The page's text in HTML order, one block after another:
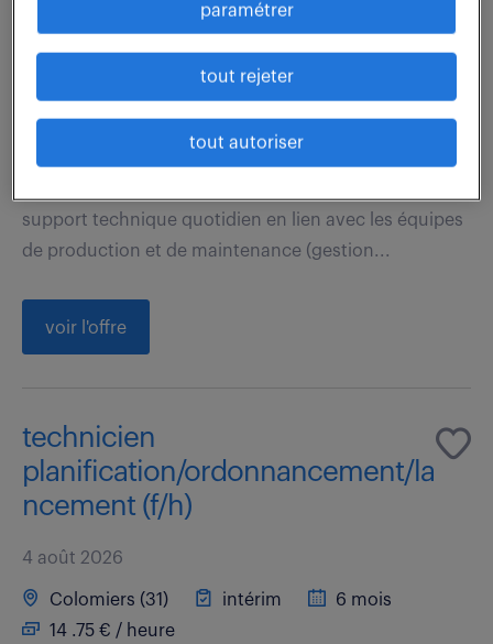
5 août 2026
intérim
13 € / heure
support technique quotidien en lien avec les équipes
de production et de maintenance (gestion...
voir l'offre
technicien
planification/ordonnancement/la
ncement (f/h)
4 août 2026
Colomiers (31) intérim
6 mois
14 .75 € / heure
paramétrer
tout rejeter
tout autoriser